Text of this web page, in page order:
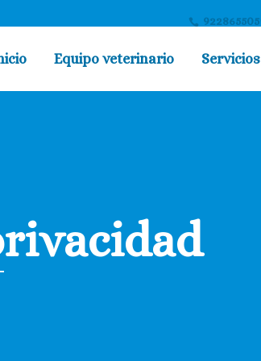
922865505
Equipo veterinario Servicios